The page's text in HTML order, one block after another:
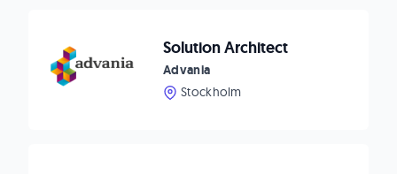
Solution Architect
Advania
Stockholm